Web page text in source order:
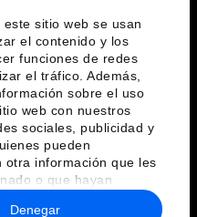
sitio web se usan
el contenido y los
funciones de redes
el tráfico. Además,
sobre el uso
web con nuestros
sociales, publicidad y
pueden
otra información que les
o que hayan
del uso que haya
Denegar